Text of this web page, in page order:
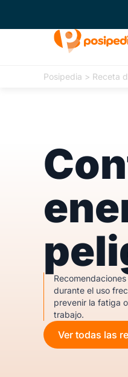
Posipedia > Receta
durante el uso
prevenir la fatiga
trabajo.
Ver todas las